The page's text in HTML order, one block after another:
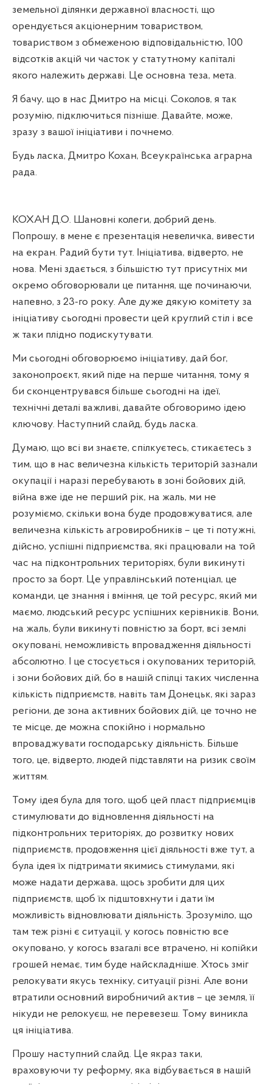
земельної ділянки державної власності, що
орендується акціонерним товариством,
товариством з обмеженою відповідальністю, 100
відсотків акцій чи часток у статутному капіталі
якого належить державі. Це основна теза, мета.
Я бачу, що в нас Дмитро на місці. Соколов, я так
розумію, підключиться пізніше. Давайте, може,
зразу з вашої ініціативи і почнемо.
Будь ласка, Дмитро Кохан, Всеукраїнська аграрна
рада.
КОХАН Д.О. Шановні колеги, добрий день.
Попрошу, в мене є презентація невеличка, вивести
на екран. Радий бути тут. Ініціатива, відверто, не
нова. Мені здається, з більшістю тут присутніх ми
окремо обговорювали це питання, ще починаючи,
напевно, з 23-го року. Але дуже дякую комітету за
ініціативу сьогодні провести цей круглий стіл і все
ж таки плідно подискутувати.
Ми сьогодні обговорюємо ініціативу, дай бог,
законопроєкт, який піде на перше читання, тому я
би сконцентрувався більше сьогодні на ідеї,
технічні деталі важливі, давайте обговоримо ідею
ключову. Наступний слайд, будь ласка.
Думаю, що всі ви знаєте, спілкуєтесь, стикаєтесь з
тим, що в нас величезна кількість територій зазнали
окупації і наразі перебувають в зоні бойових дій,
війна вже іде не перший рік, на жаль, ми не
розуміємо, скільки вона буде продовжуватися, але
величезна кількість агровиробників – це ті потужні,
дійсно, успішні підприємства, які працювали на той
час на підконтрольних територіях, були викинуті
просто за борт. Це управлінський потенціал, це
команди, це знання і вміння, це той ресурс, який ми
маємо, людський ресурс успішних керівників. Вони,
на жаль, були викинуті повністю за борт, всі землі
окуповані, неможливість впровадження діяльності
абсолютно. І це стосується і окупованих територій,
і зони бойових дій, бо в нашій спілці таких численна
кількість підприємств, навіть там Донецьк, які зараз
регіони, де зона активних бойових дій, це точно не
те місце, де можна спокійно і нормально
впроваджувати господарську діяльність. Більше
того, це, відверто, людей підставляти на ризик своїм
життям.
Тому ідея була для того, щоб цей пласт підприємців
стимулювати до відновлення діяльності на
підконтрольних територіях, до розвитку нових
підприємств, продовження цієї діяльності вже тут, а
була ідея їх підтримати якимись стимулами, які
може надати держава, щось зробити для цих
підприємств, щоб їх підштовхнути і дати їм
можливість відновлювати діяльність. Зрозуміло, що
там теж різні є ситуації, у когось повністю все
окуповано, у когось взагалі все втрачено, ні копійки
грошей немає, тим буде найскладніше. Хтось зміг
релокувати якусь техніку, ситуації різні. Але вони
втратили основний виробничий актив – це земля, її
нікуди не релокуєш, не перевезеш. Тому виникла
ця ініціатива.
Прошу наступний слайд. Це якраз таки,
враховуючи ту реформу, яка відбувається в нашій